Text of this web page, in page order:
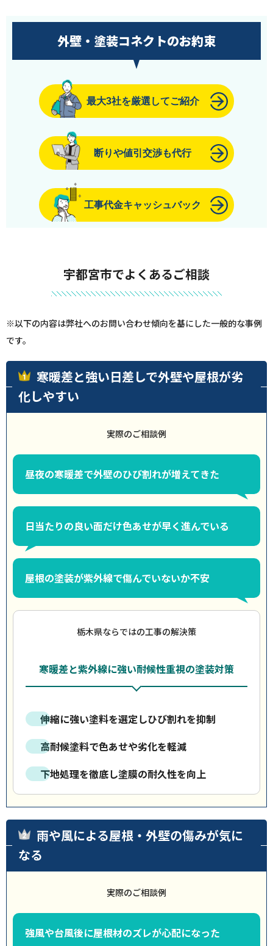
外壁・塗装コネクトのお約束
最大3社を厳選してご紹介
断りや値引交渉も代行
工事代金キャッシュバック
宇都宮市でよくあるご相談
※以下の内容は弊社へのお問い合わせ傾向を基にした一般的な事例
です。
寒暖差と強い日差しで外壁や屋根が劣
化しやすい
実際のご相談例
昼夜の寒暖差で外壁のひび割れが増えてきた
日当たりの良い面だけ色あせが早く進んでいる
屋根の塗装が紫外線で傷んでいないか不安
栃木県ならではの工事の解決策
寒暖差と紫外線に強い耐候性重視の塗装対策
伸縮に強い塗料を選定しひび割れを抑制
高耐候塗料で色あせや劣化を軽減
下地処理を徹底し塗膜の耐久性を向上
雨や風による屋根・外壁の傷みが気に
なる
実際のご相談例
強風や台風後に屋根材のズレが心配になった